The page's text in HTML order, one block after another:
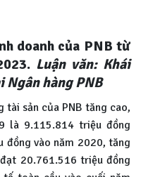
doanh của PNB từ
Luận văn: Khái
Ngân hàng PNB
tài sản của PNB tăng cao,
là 9.115.814 triệu đồng
vào năm 2020, tăng
20.761.516 triệu đồng